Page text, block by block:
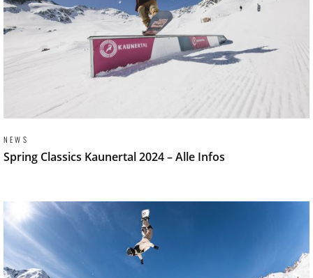
NEWS
Spring Classics Kaunertal 2024 – Alle Infos